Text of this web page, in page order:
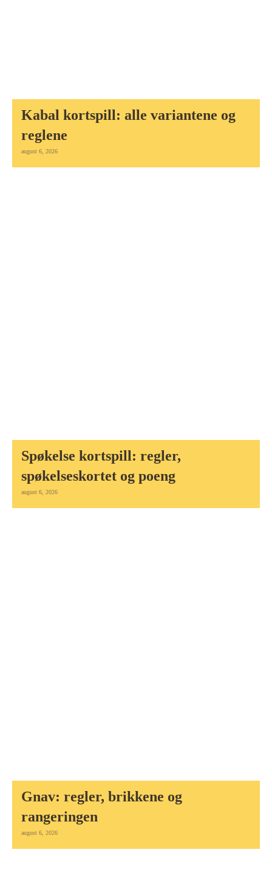
Kabal kortspill: alle variantene og
reglene
august 6, 2026
Spøkelse kortspill: regler,
spøkelseskortet og poeng
august 6, 2026
Gnav: regler, brikkene og
rangeringen
august 6, 2026